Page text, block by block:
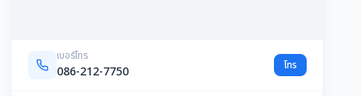
เบอร์โทร
086-212-7750 โทร